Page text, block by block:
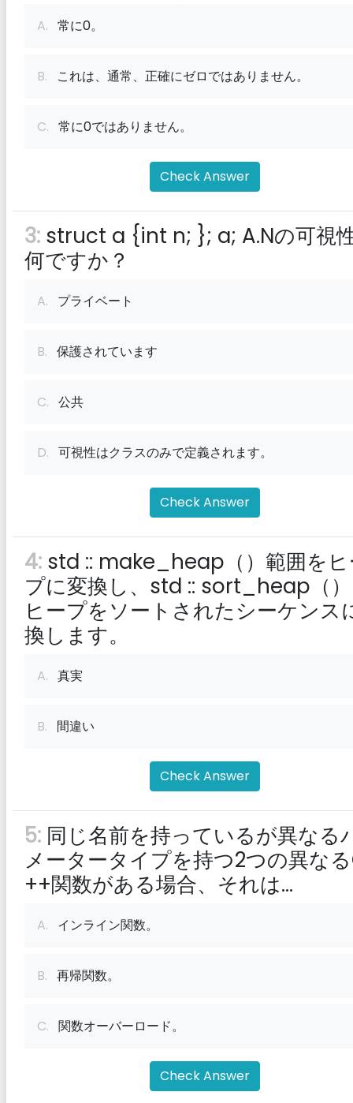
A. 常に0。
B. これは、通常、正確にゼロではありません。
C. 常に0ではありません。
Check Answer
3: struct a {int n; }; a; A.Nの可視
何ですか？
A. プライベート
B. 保護されています
C. 公共
D. 可視性はクラスのみで定義されます。
Check Answer
4: std :: make_heap（）範囲を
プに変換し、std :: sort_heap（
ヒープをソートされたシーケンス
換します。
A. 真実
B. 間違い
Check Answer
5: 同じ名前を持っているが異なる
メータータイプを持つ2つの異な
++関数がある場合、それは...
A. インライン関数。
B. 再帰関数。
C. 関数オーバーロード。
Check Answer